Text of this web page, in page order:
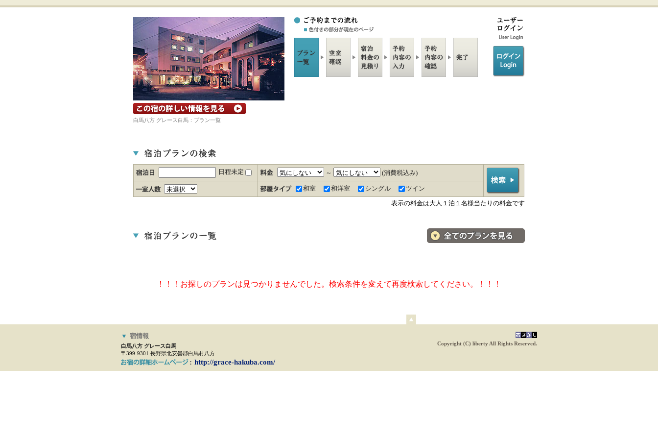
宿の詳細ホームページを見る
白馬八方 グレース白馬：プラン一覧
日程未定 ～ (消費税込み)
和室 和洋室 シングル
ツイン
表示の料金は大人１泊１名様当たりの料金です
料金・宿泊プラン一覧へ
！！！お探しのプランは見つかりませんでした。検索条件を変えて再度検索してください。！！！
ペ
▼ 宿情報
白馬八方 グレース白馬
〒399-9301 長野県北安曇郡白馬村八方
http://grace-hakuba.com/
Copyright (C) liberty All Rights Reserved.